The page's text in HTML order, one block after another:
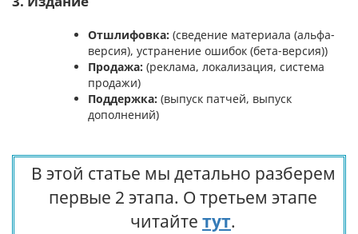
Отшлифовка: (сведение материала (aльфа-
версия), устранение ошибок (бета-версия))
Продажа: (реклама, локализация, система
продажи)
Поддержка: (выпуск патчей, выпуск
дополнений)
В этой статье мы детально разберем
первые 2 этапа. О третьем этапе
читайте тут.